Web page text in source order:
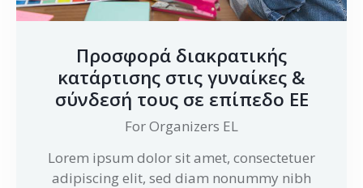
Προσφορά διακρατικής
κατάρτισης στις γυναίκες &
σύνδεσή τους σε επίπεδο ΕΕ
For Organizers EL
Lorem ipsum dolor sit amet, consectetuer
adipiscing elit, sed diam nonummy nibh